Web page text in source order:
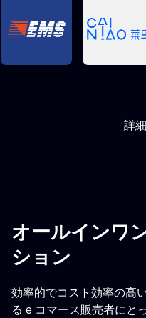
詳
オールインワ
ション
効率的でコスト効率の高
る e コマース販売者にと